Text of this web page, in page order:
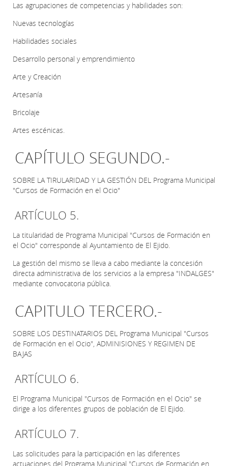
Las agrupaciones de competencias y habilidades son:
Nuevas tecnologías
Habilidades sociales
Desarrollo personal y emprendimiento
Arte y Creación
Artesanía
Bricolaje
Artes escénicas.
CAPÍTULO SEGUNDO.-
SOBRE LA TIRULARIDAD Y LA GESTIÓN DEL Programa Municipal
"Cursos de Formación en el Ocio"
ARTÍCULO 5.
La titularidad de Programa Municipal "Cursos de Formación en
el Ocio" corresponde al Ayuntamiento de El Ejido.
La gestión del mismo se lleva a cabo mediante la concesión
directa administrativa de los servicios a la empresa "INDALGES"
mediante convocatoria pública.
CAPITULO TERCERO.-
SOBRE LOS DESTINATARIOS DEL Programa Municipal "Cursos
de Formación en el Ocio", ADMINISIONES Y REGIMEN DE
BAJAS
ARTÍCULO 6.
El Programa Municipal "Cursos de Formación en el Ocio" se
dirige a los diferentes grupos de población de El Ejido.
ARTÍCULO 7.
Las solicitudes para la participación en las diferentes
actuaciones del Programa Municipal "Cursos de Formación en